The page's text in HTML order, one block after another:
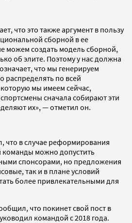
что это также аргумент в пользу
сборной в ее
можем создать модель сборной,
об элите. Поэтому у нас должна
что мы генерируем
распределять по всей
мы имеем сейчас,
сначала собирают эти
их», — отметил он.
что в случае реформирования
можно допустить
спонсорами, но предложения
так и в плане условий
более привлекательными для
что покинет свой пост в
командой с 2018 года.